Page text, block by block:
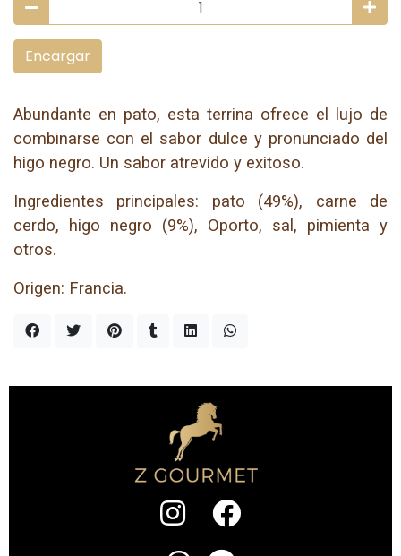
Encargar
Abundante en pato, esta terrina ofrece el lujo de
combinarse con el sabor dulce y pronunciado del
higo negro. Un sabor atrevido y exitoso.
Ingredientes principales: pato (49%), carne de
cerdo, higo negro (9%), Oporto, sal, pimienta y
otros.
Origen: Francia.